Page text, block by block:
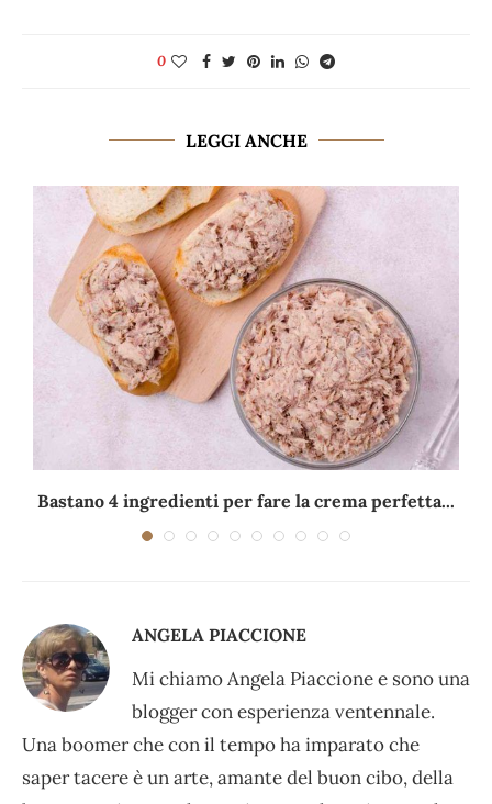
0
LEGGI ANCHE
Bastano 4 ingredienti per fare la crema perfetta...
ANGELA PIACCIONE
Mi chiamo Angela Piaccione e sono una
blogger con esperienza ventennale.
Una boomer che con il tempo ha imparato che
saper tacere è un arte, amante del buon cibo, della